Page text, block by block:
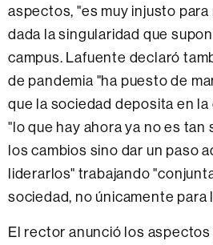
aspectos, "es muy injusto
dada la singularidad que
campus. Lafuente declaró
de pandemia "ha puesto de
que la sociedad deposita en la
"lo que hay ahora ya no es
los cambios sino dar un paso
liderarlos" trabajando
sociedad, no únicamente para
El rector anunció los